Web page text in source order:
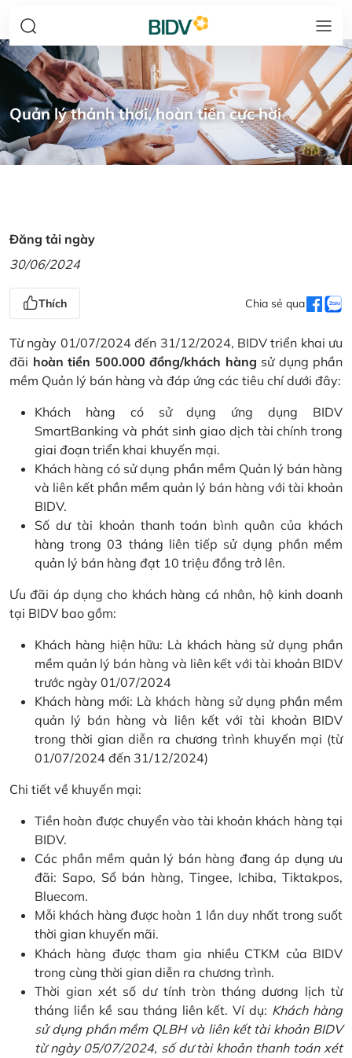
Quản lý thảnh thơi, hoàn tiền cực hời
Đăng tải ngày
30/06/2024
Thích Chia sẻ qua
Từ ngày 01/07/2024 đến 31/12/2024, BIDV triển khai ưu
đãi hoàn tiền 500.000 đồng/khách hàng sử dụng phần
mềm Quản lý bán hàng và đáp ứng các tiêu chí dưới đây:
Khách hàng có sử dụng ứng dụng BIDV
SmartBanking và phát sinh giao dịch tài chính trong
giai đoạn triển khai khuyến mại.
Khách hàng có sử dụng phần mềm Quản lý bán hàng
và liên kết phần mềm quản lý bán hàng với tài khoản
BIDV.
Số dư tài khoản thanh toán bình quân của khách
hàng trong 03 tháng liên tiếp sử dụng phần mềm
quản lý bán hàng đạt 10 triệu đồng trở lên.
Ưu đãi áp dụng cho khách hàng cá nhân, hộ kinh doanh
tại BIDV bao gồm:
Khách hàng hiện hữu: Là khách hàng sử dụng phần
mềm quản lý bán hàng và liên kết với tài khoản BIDV
trước ngày 01/07/2024
Khách hàng mới: Là khách hàng sử dụng phần mềm
quản lý bán hàng và liên kết với tài khoản BIDV
trong thời gian diễn ra chương trình khuyến mại (từ
01/07/2024 đến 31/12/2024)
Chi tiết về khuyến mại:
Tiền hoàn được chuyển vào tài khoản khách hàng tại
BIDV.
Các phần mềm quản lý bán hàng đang áp dụng ưu
đãi: Sapo, Sổ bán hàng, Tingee, Ichiba, Tiktakpos,
Bluecom.
Mỗi khách hàng được hoàn 1 lần duy nhất trong suốt
thời gian khuyến mãi.
Khách hàng được tham gia nhiều CTKM của BIDV
trong cùng thời gian diễn ra chương trình.
Thời gian xét số dư tính tròn tháng dương lịch từ
tháng liền kề sau tháng liên kết. Ví dụ: Khách hàng
sử dụng phần mềm QLBH và liên kết tài khoản BIDV
từ ngày 05/07/2024, số dư tài khoản thanh toán xét